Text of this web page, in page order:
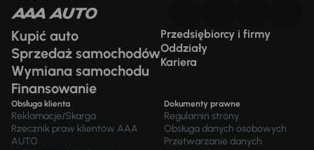
Kupić auto
Sprzedaż samochodów
Wymiana samochodu
Finansowanie
Przedsiębiorcy i firmy
Oddziały
Kariera
Obsługa klienta
Reklamacje/Skarga
Rzecznik praw klientów AAA
AUTO
Dokumenty prawne
Regulamin strony
Obsługa danych osobowych
Przetwarzanie danych